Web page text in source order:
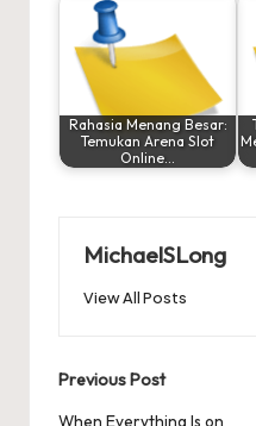
Rahasia Menang Besar:
Temukan Arena Slot
Online…
MichaelSLong
View All Posts
Post
Previous Post
When Everything Is on